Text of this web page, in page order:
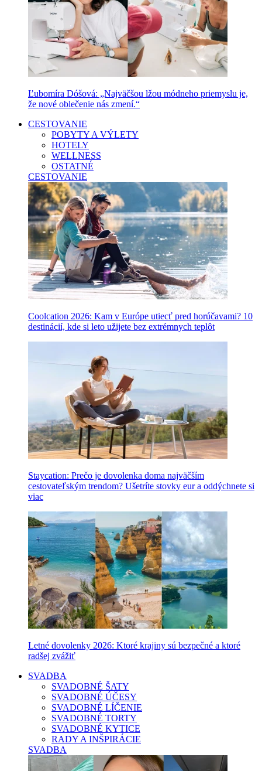
Ľubomíra Dóšová: „Najväčšou lžou módneho priemyslu je,
že nové oblečenie nás zmení.“
CESTOVANIE
POBYTY A VÝLETY
HOTELY
WELLNESS
OSTATNÉ
CESTOVANIE
Coolcation 2026: Kam v Európe utiecť pred horúčavami? 10
destinácií, kde si leto užijete bez extrémnych teplôt
Staycation: Prečo je dovolenka doma najväčším
cestovateľským trendom? Ušetríte stovky eur a oddýchnete si
viac
Letné dovolenky 2026: Ktoré krajiny sú bezpečné a ktoré
radšej zvážiť
SVADBA
SVADOBNÉ ŠATY
SVADOBNÉ ÚČESY
SVADOBNÉ LÍČENIE
SVADOBNÉ TORTY
SVADOBNÉ KYTICE
RADY A INŠPIRÁCIE
SVADBA